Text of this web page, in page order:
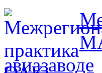
авиазаводе